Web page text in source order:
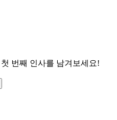
첫 번째 인사를 남겨보세요!